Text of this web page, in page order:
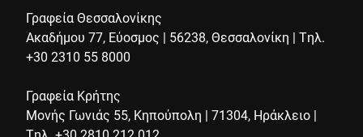
Γραφεία Θεσσαλονίκης
Ακαδήμου 77, Εύοσμος | 56238, Θεσσαλονίκη | Τηλ.
+30 2310 55 8000
Γραφεία Κρήτης
Μονής Γωνιάς 55, Κηπούπολη | 71304, Ηράκλειο |